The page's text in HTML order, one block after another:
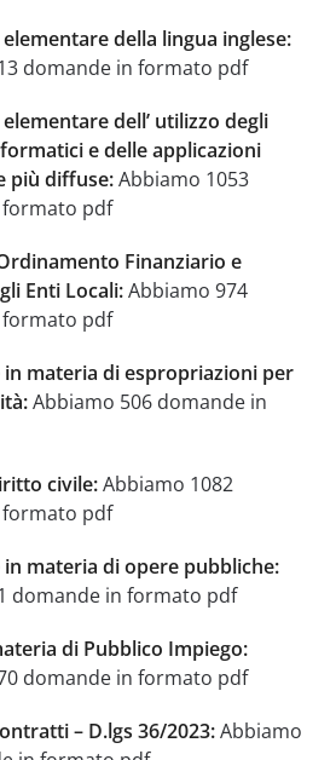
della lingua inglese:
domande in formato pdf
dell’ utilizzo degli
e delle applicazioni
più diffuse:Abbiamo 1053
pdf
Finanziario e
Enti Locali:Abbiamo 974
pdf
in materia di espropriazioni per
Abbiamo 506 domande in
civile:Abbiamo 1082
pdf
in materia di opere pubbliche:
domande in formato pdf
di Pubblico Impiego:
domande in formato pdf
– D.lgs 36/2023:Abbiamo